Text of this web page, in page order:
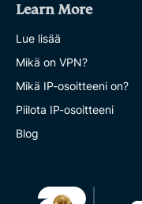
Learn More
Lue lisää
Mikä on VPN?
Mikä IP-osoitteeni on?
Piilota IP-osoitteeni
Blog